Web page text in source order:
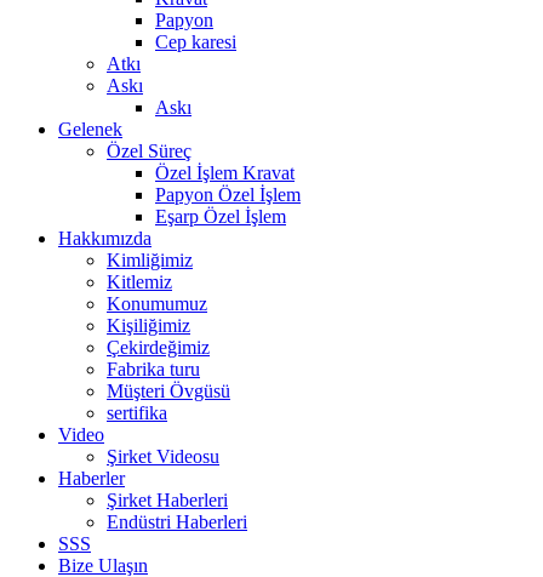
Papyon
Cep karesi
Atkı
Askı
Askı
Gelenek
Özel Süreç
Özel İşlem Kravat
Papyon Özel İşlem
Eşarp Özel İşlem
Hakkımızda
Kimliğimiz
Kitlemiz
Konumumuz
Kişiliğimiz
Çekirdeğimiz
Fabrika turu
Müşteri Övgüsü
sertifika
Video
Şirket Videosu
Haberler
Şirket Haberleri
Endüstri Haberleri
SSS
Bize Ulaşın